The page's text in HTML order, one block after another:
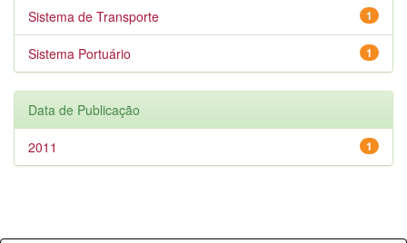
1
Sistema de Transporte
1
Sistema Portuário
Data de Publicação
1
2011